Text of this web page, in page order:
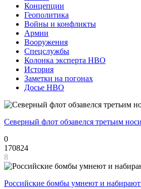
Концепции
Геополитика
Войны и конфликты
Армии
Вооружения
Спецслужбы
Колонка эксперта НВО
История
Заметки на погонах
Досье НВО
Северный флот обзавелся третьим
0
170824
8
Российские бомбы умнеют и набирают